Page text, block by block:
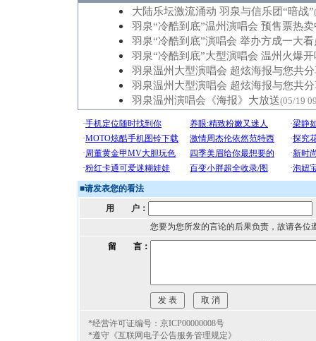
大陆乐坛激流涌动 羽泉与信乐团“暗战”
羽泉“冷酷到底”温州演唱会 预售票热卖
羽泉“冷酷到底”演唱会 举办方成一大看
羽泉“冷酷到底”大型演唱会 温州火爆开
羽泉温州大型演唱会 超炫海报与您共
羽泉温州大型演唱会 超炫海报与您共
羽泉温州演唱会《海报》大放送(05/19
■请发表您的看法
用 户：
您要为您所发的言论的后果负责，故请各位
留 言：
*经营许可证编号：京ICP00000008号
*遵守《互联网电子公告服务管理规定》